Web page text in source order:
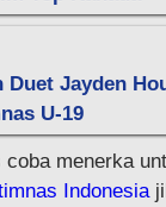
Duet Jayden
U-19
menerka
Indonesia